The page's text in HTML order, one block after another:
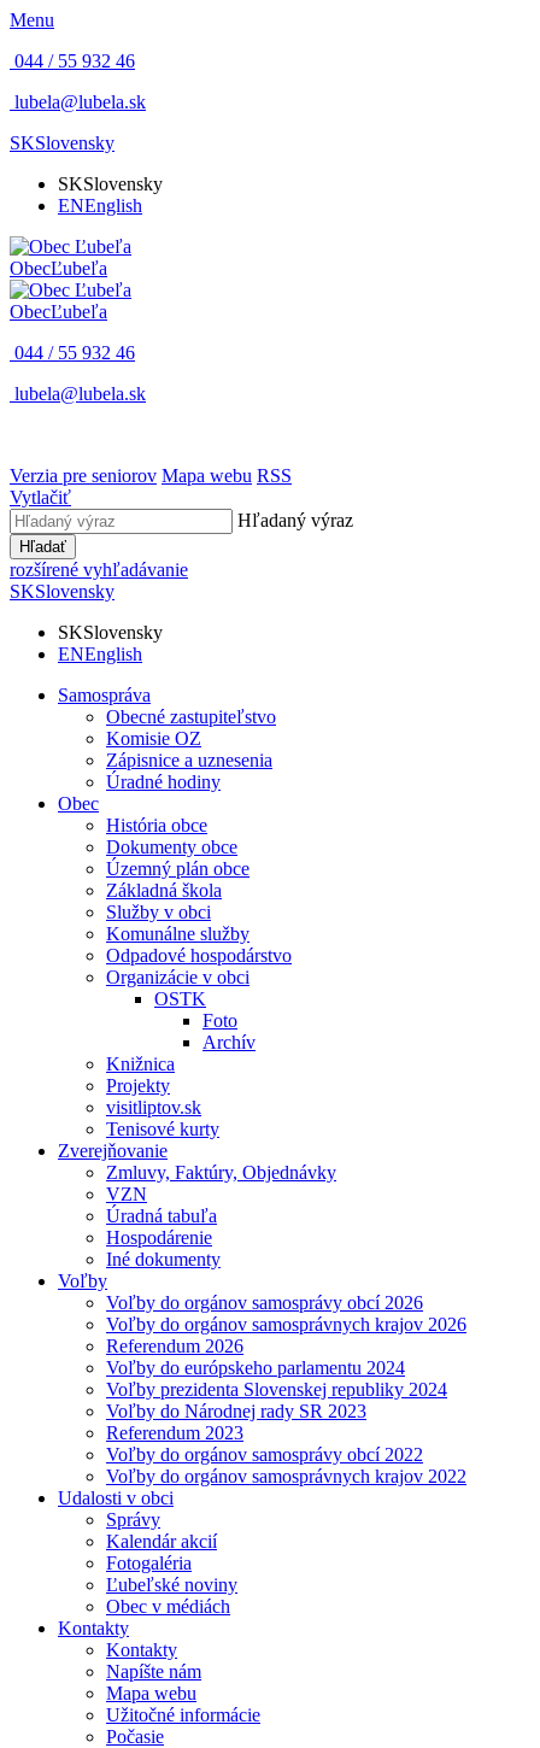
Menu
044 / 55 932 46
lubela@lubela.sk
SKSlovensky
SKSlovensky
ENEnglish
ObecĽubeľa
ObecĽubeľa
044 / 55 932 46
lubela@lubela.sk
Verzia pre seniorov Mapa webu RSS
Vytlačiť
Hľadaný výraz
Hľadať
rozšírené vyhľadávanie
SKSlovensky
SKSlovensky
ENEnglish
Samospráva
Obecné zastupiteľstvo
Komisie OZ
Zápisnice a uznesenia
Úradné hodiny
Obec
História obce
Dokumenty obce
Územný plán obce
Základná škola
Služby v obci
Komunálne služby
Odpadové hospodárstvo
Organizácie v obci
OSTK
Foto
Archív
Knižnica
Projekty
visitliptov.sk
Tenisové kurty
Zverejňovanie
Zmluvy, Faktúry, Objednávky
VZN
Úradná tabuľa
Hospodárenie
Iné dokumenty
Voľby
Voľby do orgánov samosprávy obcí 2026
Voľby do orgánov samosprávnych krajov 2026
Referendum 2026
Voľby do európskeho parlamentu 2024
Voľby prezidenta Slovenskej republiky 2024
Voľby do Národnej rady SR 2023
Referendum 2023
Voľby do orgánov samosprávy obcí 2022
Voľby do orgánov samosprávnych krajov 2022
Udalosti v obci
Správy
Kalendár akcií
Fotogaléria
Ľubeľské noviny
Obec v médiách
Kontakty
Kontakty
Napíšte nám
Mapa webu
Užitočné informácie
Počasie